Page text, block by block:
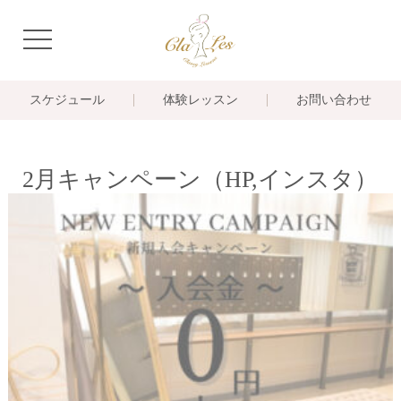
navigation
スケジュール 体験レッスン お問い合わせ
2月キャンペーン（HP,インスタ）